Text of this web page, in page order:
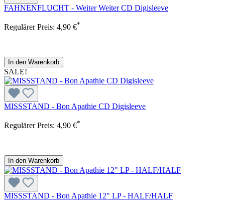
FAHNENFLUCHT - Weiter Weiter CD Digisleeve
Regulärer Preis: 4,90 €*
In den Warenkorb
SALE!
MISSSTAND - Bon Apathie CD Digisleeve
Regulärer Preis: 4,90 €*
In den Warenkorb
MISSSTAND - Bon Apathie 12" LP - HALF/HALF